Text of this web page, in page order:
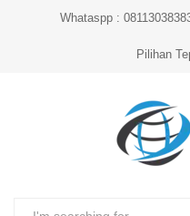
Whataspp :
Pilihan